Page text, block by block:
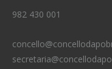
982 430 001